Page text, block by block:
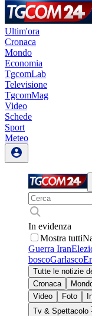
Ultim'ora
Cronaca
Mondo
Economia
TgcomLab
Televisione
TgcomMag
Video
Schede
Sport
Meteo
In evidenza
Mostra tutti
Guerra Iran
boscoGarlasco
Tutte le notizie
Cronaca
Video
Foto
Tv & Spettacolo